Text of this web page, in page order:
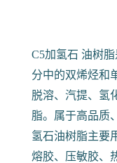
C5加氢石 油树
分中的双烯烃和
脱溶、汽提、氢
脂。属于高品质
氢石油树脂主要
熔胶、压敏胶、